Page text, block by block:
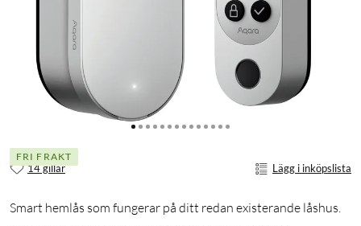
FRI FRAKT
14 gillar Lägg i inköpslista
Smart hemlås som fungerar på ditt redan existerande låshus.